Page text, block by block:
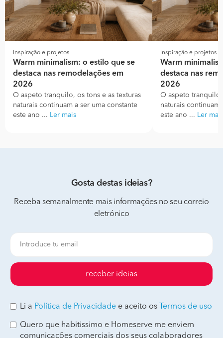
Inspiração e projetos
Warm minimalism: o estilo que se
destaca nas remodelações em
2026
O aspeto tranquilo, os tons e as texturas
naturais continuam a ser uma constante
este ano ... Ler mais
Inspiração e projetos
Warm
destaca nas
2026
O aspeto
naturais continuam
este ano ... Ler mais
Gosta destas ideias?
Receba semanalmente mais informações no seu correio
eletrónico
receber ideias
Li a Política de Privacidade e aceito os Termos de uso
Quero que habitissimo e Homeserve me enviem
comunicações comerciais dos seus colaboradores